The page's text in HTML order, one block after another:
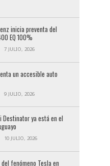
inicia preventa del
EQ 100%
7 JULIO, 2026
un accesible auto
9 JULIO, 2026
Destinator ya está en el
10 JULIO, 2026
fenómeno Tesla en